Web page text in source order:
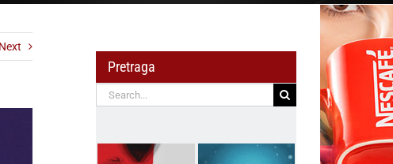
Next
Pretraga
Search
for: